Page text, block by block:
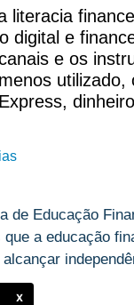
literacia
digital e
e os
de Educação
a educação
X